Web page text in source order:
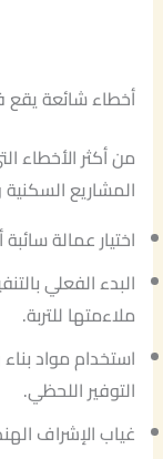
أخطاء شائعة يقع
من أكثر الأخطاء
المشاريع السكنية
اختيار عمالة
البدء الفعلي
ملاءمتها للتربة.
استخدام مواد
التوفير اللحظي.
غياب الإشراف